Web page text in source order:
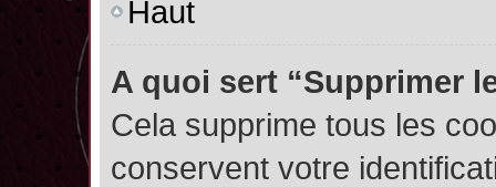
Haut
A quoi sert “Supprimer
Cela supprime tous les
conservent votre